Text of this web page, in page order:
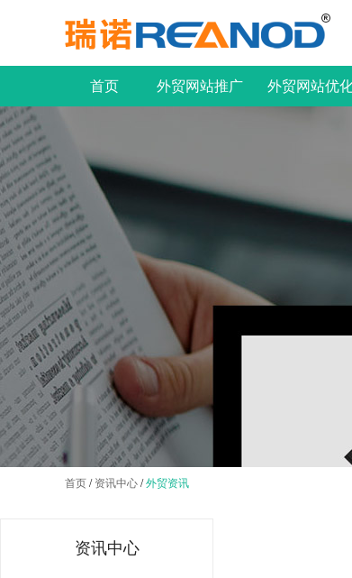
首页 外贸网站推广 外贸网站优
首页 / 资讯中心 /外贸资讯
资讯中心